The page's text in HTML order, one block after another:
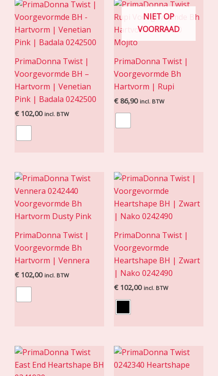
PrimaDonna Twist |
Voorgevormde BH –
Hartvorm | Venetian
Pink | Badala 0242500
€ 102,00 incl. BTW
NIET OP
VOORRAAD
PrimaDonna Twist |
Voorgevormde Bh
Hartvorm | Rupi
€ 86,90 incl. BTW
PrimaDonna Twist |
Voorgevormde Bh
Hartvorm | Vennera
€ 102,00 incl. BTW
PrimaDonna Twist |
Voorgevormde
Heartshape BH | Zwart
| Nako 0242490
€ 102,00 incl. BTW